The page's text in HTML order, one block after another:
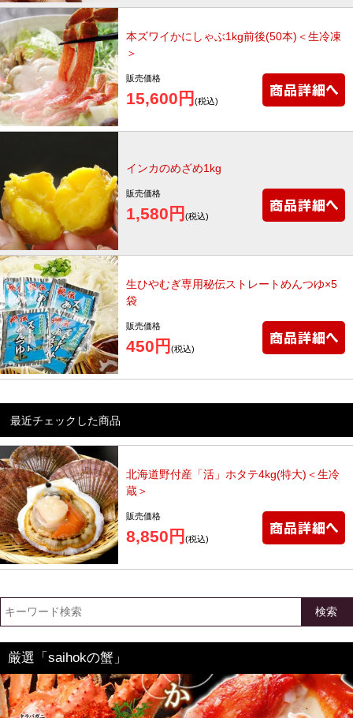
本ズワイかにしゃぶ1kg前後(50本)＜生冷凍
＞
販売価格
15,600円 (税込)
インカのめざめ1kg
販売価格
1,580円 (税込)
生ひやむぎ専用秘伝ストレートめんつゆ×5
袋
販売価格
450円 (税込)
最近チェックした商品
北海道野付産「活」ホタテ4kg(特大)＜生冷
蔵＞
販売価格
8,850円 (税込)
検索
厳選「saihokの蟹」